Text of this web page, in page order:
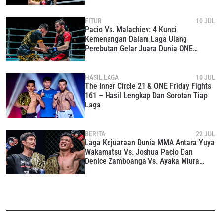
FITUR 10 JUL
Pacio Vs. Malachiev: 4 Kunci
Kemenangan Dalam Laga Ulang
Perebutan Gelar Juara Dunia ONE
HASIL LAGA 10 JUL
The Inner Circle 21 & ONE Friday Fights
161 – Hasil Lengkap Dan Sorotan Tiap
Laga
BERITA 22 JUL
Laga Kejuaraan Dunia MMA Antara Yuya
Wakamatsu Vs. Joshua Pacio Dan
Denice Zamboanga Vs. Ayaka Miura